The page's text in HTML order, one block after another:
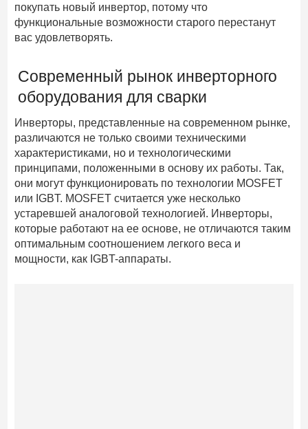
покупать новый инвертор, потому что
функциональные возможности старого перестанут
вас удовлетворять.
Современный рынок инверторного
оборудования для сварки
Инверторы, представленные на современном рынке,
различаются не только своими техническими
характеристиками, но и технологическими
принципами, положенными в основу их работы. Так,
они могут функционировать по технологии MOSFET
или IGBT. MOSFET считается уже несколько
устаревшей аналоговой технологией. Инверторы,
которые работают на ее основе, не отличаются таким
оптимальным соотношением легкого веса и
мощности, как IGBT-аппараты.